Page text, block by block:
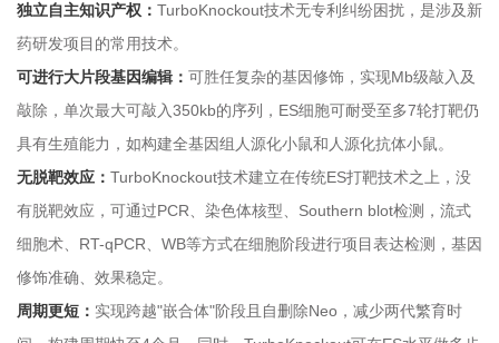
独立自主知识产权： TurboKnockout技术无专利纠纷困扰，是涉及新
药研发项目的常用技术。
可进行大片段基因编辑： 可胜任复杂的基因修饰，实现Mb级敲入及
敲除，单次最大可敲入350kb的序列，ES细胞可耐受至多7轮打靶仍
具有生殖能力，如构建全基因组人源化小鼠和人源化抗体小鼠。
无脱靶效应： TurboKnockout技术建立在传统ES打靶技术之上，没
有脱靶效应，可通过PCR、染色体核型、Southern blot检测，流式
细胞术、RT-qPCR、WB等方式在细胞阶段进行项目表达检测，基因
修饰准确、效果稳定。
周期更短： 实现跨越"嵌合体"阶段且自删除Neo，减少两代繁育时